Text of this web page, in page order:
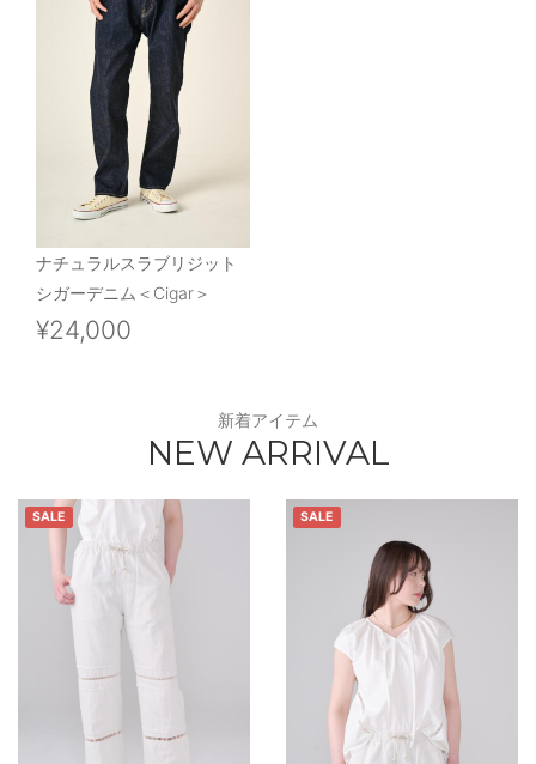
ナチュラルスラブリジット
シガーデニム＜Cigar＞
¥24,000
新着アイテム
NEW ARRIVAL
SALE SALE